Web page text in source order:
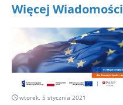
Więcej Wiadomości
wtorek, 5 stycznia 2021